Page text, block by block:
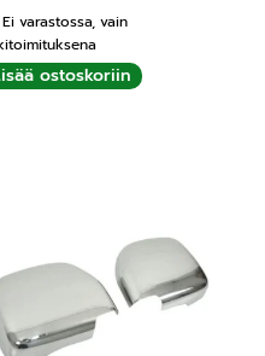
Ei varastossa, vain
ostoskoriin